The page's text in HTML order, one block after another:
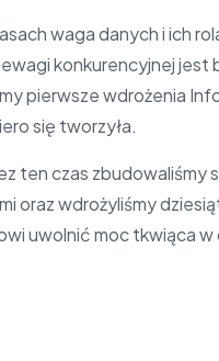
waga danych i ich
konkurencyjnej
pierwsze wdrożenia
się tworzyła.
ten czas zbudowaliśmy
oraz wdrożyliśmy
uwolnić moc tkwiąca w